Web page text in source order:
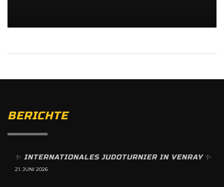
BERICHTE
✨️ INTERNATIONALES JUDOTURNIER IN VENRAY ✨️
21. JUNI 2026